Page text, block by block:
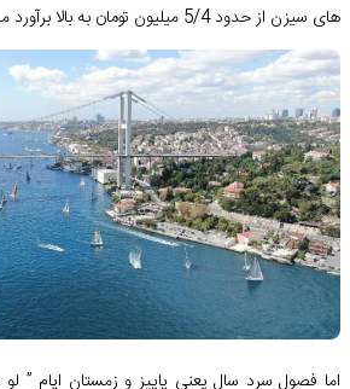
های سیزن از حدود 5/4 میلیون تومان به بالا برآورد می ‌شود.
اما فصول سرد سال یعنی پاییز و زمستان ایام ”